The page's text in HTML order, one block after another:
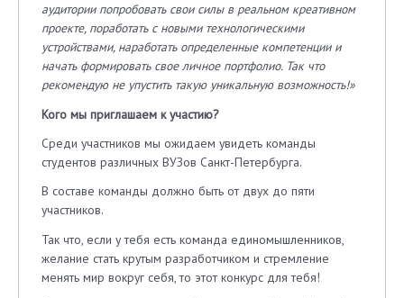
аудитории попробовать свои силы в реальном креативном
проекте, поработать с новыми технологическими
устройствами, наработать определенные компетенции и
начать формировать свое личное портфолио. Так что
рекомендую не упустить такую уникальную возможность!»
Кого мы приглашаем к участию?
Среди участников мы ожидаем увидеть команды
студентов различных ВУЗов Санкт-Петербурга.
В составе команды должно быть от двух до пяти
участников.
Так что, если у тебя есть команда единомышленников,
желание стать крутым разработчиком и стремление
менять мир вокруг себя, то этот конкурс для тебя!